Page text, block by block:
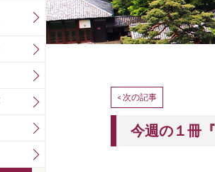
< 次の記事
今週の１冊